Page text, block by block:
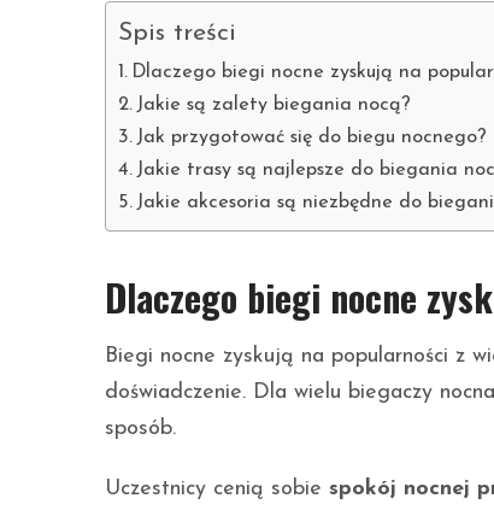
Spis treści
Dlaczego biegi nocne zyskują na
Jakie są zalety biegania nocą?
Jak przygotować się do biegu nocnego?
Jakie trasy są najlepsze do biegania
Jakie akcesoria są niezbędne do
Dlaczego biegi nocne
Biegi nocne zyskują na popularności z
doświadczenie. Dla wielu biegaczy
sposób.
Uczestnicy cenią sobie spokój nocnej